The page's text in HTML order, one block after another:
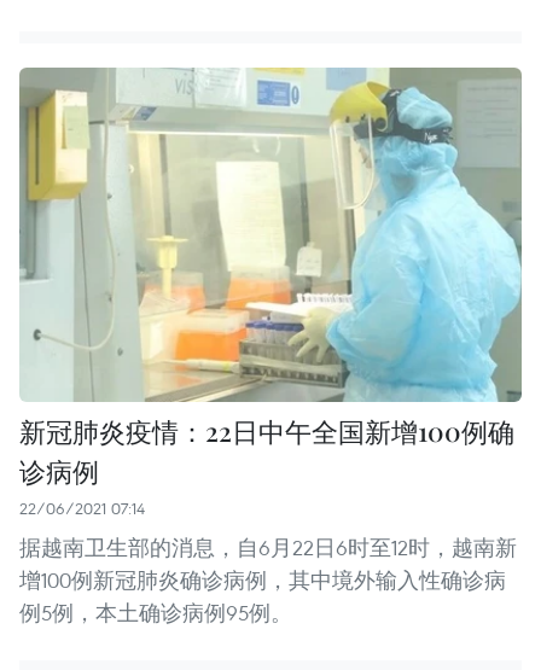
新冠肺炎疫情：22日中午全国新增100例确
诊病例
22/06/2021 07:14
据越南卫生部的消息，自6月22日6时至12时，越南新
增100例新冠肺炎确诊病例，其中境外输入性确诊病
例5例，本土确诊病例95例。